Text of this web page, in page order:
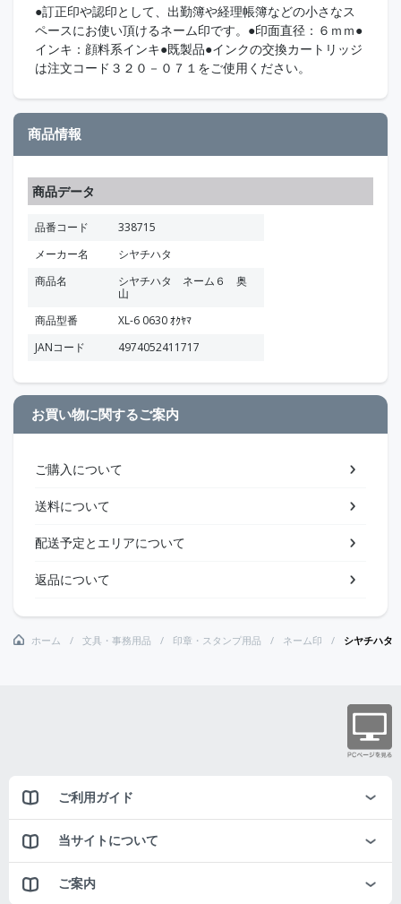
●訂正印や認印として、出勤簿や経理帳簿などの小さなス
ペースにお使い頂けるネーム印です。●印面直径：６ｍｍ●
インキ：顔料系インキ●既製品●インクの交換カートリッジ
は注文コード３２０－０７１をご使用ください。
商品情報
商品データ
品番コード
338715
メーカー名
シヤチハタ
商品名
シヤチハタ ネーム６ 奥
山
商品型番
XL-6 0630 ｵｸﾔﾏ
JANコード
4974052411717
お買い物に関するご案内
ご購入について
送料について
配送予定とエリアについて
返品について
ホーム 文具・事務用品 印章・スタンプ用品 ネーム印 シヤチハ
ご利用ガイド
当サイトについて
ご案内